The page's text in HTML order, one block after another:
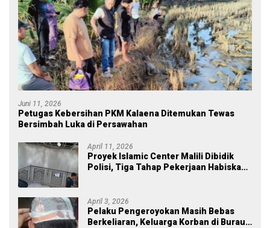
Juni 11, 2026
Petugas Kebersihan PKM Kalaena Ditemukan Tewas
Bersimbah Luka di Persawahan
April 11, 2026
Proyek Islamic Center Malili Dibidik
Polisi, Tiga Tahap Pekerjaan Habiskan
April 3, 2026
Pelaku Pengeroyokan Masih Bebas
Berkeliaran, Keluarga Korban di Burau